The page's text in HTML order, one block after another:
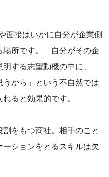
面接はいかに自分が企業側
所です。「自分がその企
する志望動機の中に、
うから」という不自然では
ると効果的です。
をもつ商社。相手のこと
ションをとるスキルは欠